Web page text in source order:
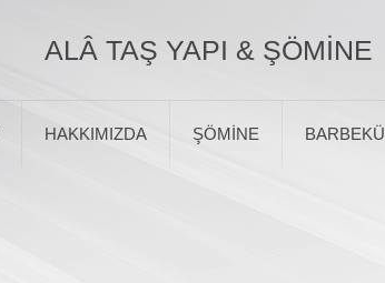
ALÂ TAŞ YAPI & ŞÖMİNE
HAKKIMIZDA ŞÖMİNE BARBEKÜ